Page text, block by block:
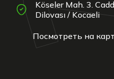
Köseler Mah. 3.
Dilovası / Kocaeli
Посмотреть на